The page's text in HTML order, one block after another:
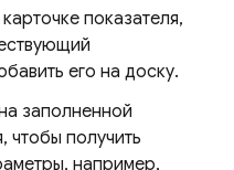
показателя,
его на доску.
заполненной
чтобы получить
например,